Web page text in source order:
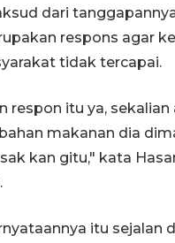
dari
respons agar
tidak tercapai.
respon itu ya,
makanan dia
kan gitu," kata
itu